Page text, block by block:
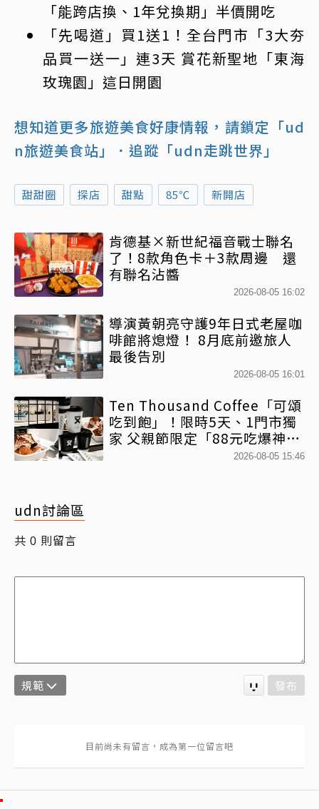
「能跨店換、1年兌換期」半價開吃
「先喝道」買1送1！全台門市「3大夯
品買一送一」連3天 賞花新聖地「東海
玫瑰園」這日開園
想知道更多旅遊美食好康情報，請鎖定「ud
n旅遊美食站」
．追蹤「udn走跳世界」
甜甜圈 探店 甜點 85℃ 新開店
肯德基×新世紀福音戰士聯名
了！8款角色卡＋3款周邊 還
有聯名沾醬
2026-08-05 16:02
導演黃朝亮守護9年日式老屋咖
啡館將熄燈！ 8月底前邀旅人
最後告別
2026-08-05 16:01
Ten Thousand Coffee「可頌
吃到飽」！限時5天、1門市獨
家 父親節限定「88元吃爆神級
可頌」 活動資訊一次看2026-08-05 15:46
udn討論區
共 0 則留言
規範 發布